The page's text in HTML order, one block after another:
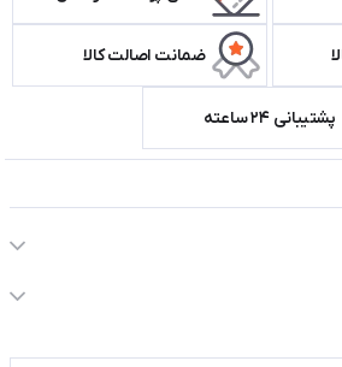
ضمانت اصالت کالا
پشتیبانی ۲۴ ساعته